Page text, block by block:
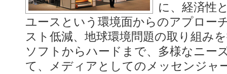
に、経済性
ユースという環境面からのアプロー
スト低減、地球環境問題の取り組み
ソフトからハードまで、多様なニー
て、メディアとしてのメッセンジャ